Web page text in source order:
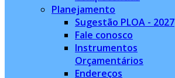
Planejamento
Sugestão PLOA - 2027
Fale conosco
Instrumentos
Orçamentários
Endereços